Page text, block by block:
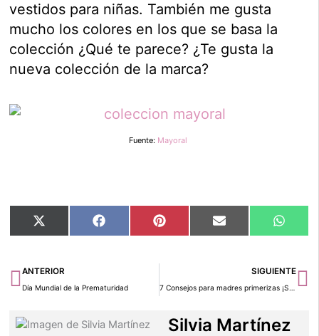
vestidos para niñas. También me gusta
mucho los colores en los que se basa la
colección ¿Qué te parece? ¿Te gusta la
nueva colección de la marca?
Fuente: Mayoral
Compartir
en
X
(Twitter)
Compartir
en
Facebook Compartir
en
Pinterest Compartir
en
Email
en
Ant
ANTERIOR
Día Mundial de la Prematuridad
SIGUIENTE
7 Consejos para madres primerizas ¡Sé una mamá feliz!
Silvia Martínez